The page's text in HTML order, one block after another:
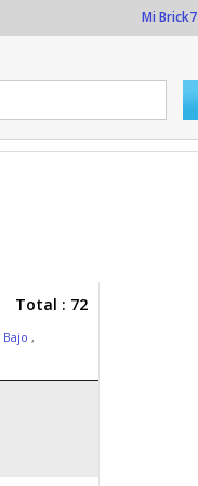
Mi Brick7
Total : 72
,